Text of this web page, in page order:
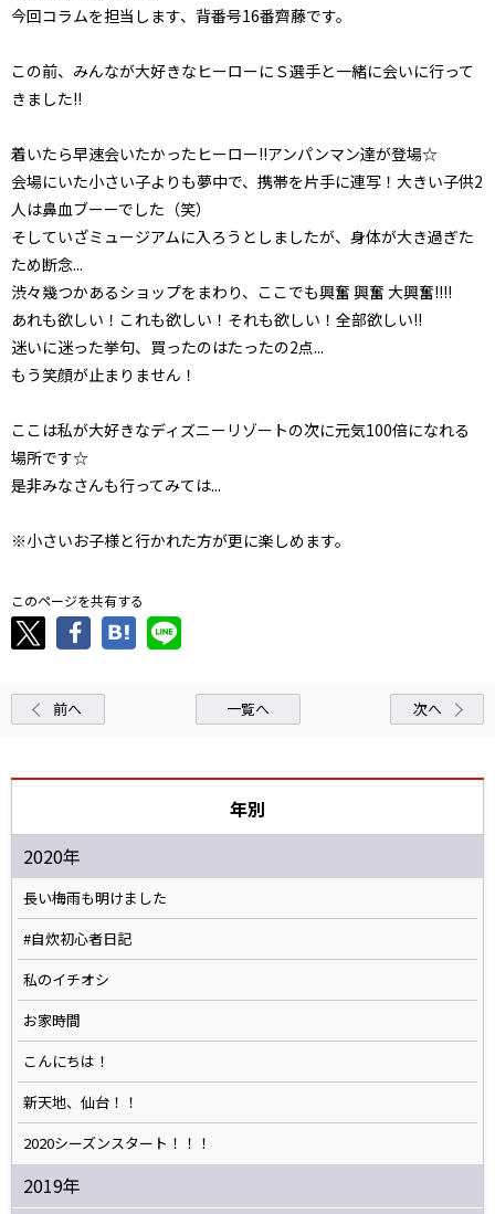
今回コラムを担当します、背番号16番齊藤です。
この前、みんなが大好きなヒーローにＳ選手と一緒に会いに行って
きました!!
着いたら早速会いたかったヒーロー!!アンパンマン達が登場☆
会場にいた小さい子よりも夢中で、携帯を片手に連写！大きい子供2
人は鼻血ブーーでした（笑）
そしていざミュージアムに入ろうとしましたが、身体が大き過ぎた
ため断念...
渋々幾つかあるショップをまわり、ここでも興奮 興奮 大興奮!!!!
あれも欲しい！これも欲しい！それも欲しい！全部欲しい!!
迷いに迷った挙句、買ったのはたったの2点...
もう笑顔が止まりません！
ここは私が大好きなディズニーリゾートの次に元気100倍になれる
場所です☆
是非みなさんも行ってみては...
※小さいお子様と行かれた方が更に楽しめます。
このページを共有する
前へ 一覧へ 次へ
年別
2020年
長い梅雨も明けました
#自炊初心者日記
私のイチオシ
お家時間
こんにちは！
新天地、仙台！！
2020シーズンスタート！！！
2019年